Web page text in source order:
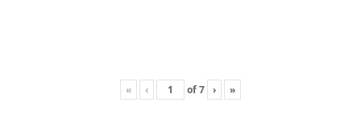
« ‹ of7 › »